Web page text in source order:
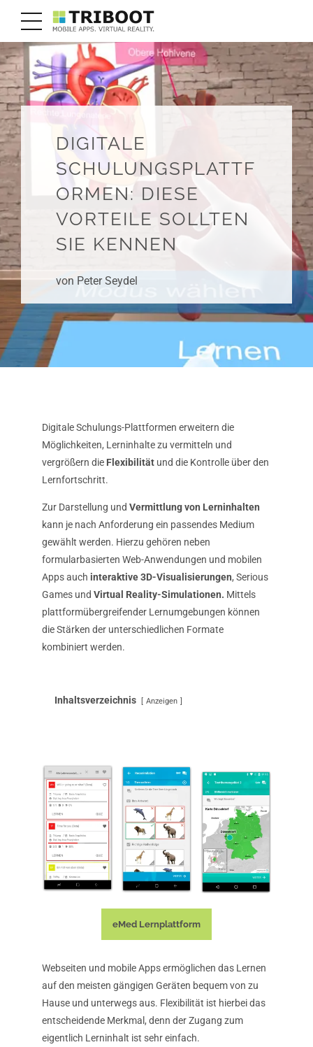
DIGITALE
SCHULUNGSPLATTF
ORMEN: DIESE
VORTEILE SOLLTEN
SIE KENNEN
von Peter Seydel
Digitale Schulungs-Plattformen erweitern die
Möglichkeiten, Lerninhalte zu vermitteln und
vergrößern die Flexibilität und die Kontrolle über den
Lernfortschritt.
Zur Darstellung und Vermittlung von Lerninhalten
kann je nach Anforderung ein passendes Medium
gewählt werden. Hierzu gehören neben
formularbasierten Web-Anwendungen und mobilen
Apps auch interaktive 3D-Visualisierungen, Serious
Games und Virtual Reality-Simulationen. Mittels
plattformübergreifender Lernumgebungen können
die Stärken der unterschiedlichen Formate
kombiniert werden.
Inhaltsverzeichnis Anzeigen
eMed Lernplattform
Webseiten und mobile Apps ermöglichen das Lernen
auf den meisten gängigen Geräten bequem von zu
Hause und unterwegs aus. Flexibilität ist hierbei das
entscheidende Merkmal, denn der Zugang zum
eigentlich Lerninhalt ist sehr einfach.